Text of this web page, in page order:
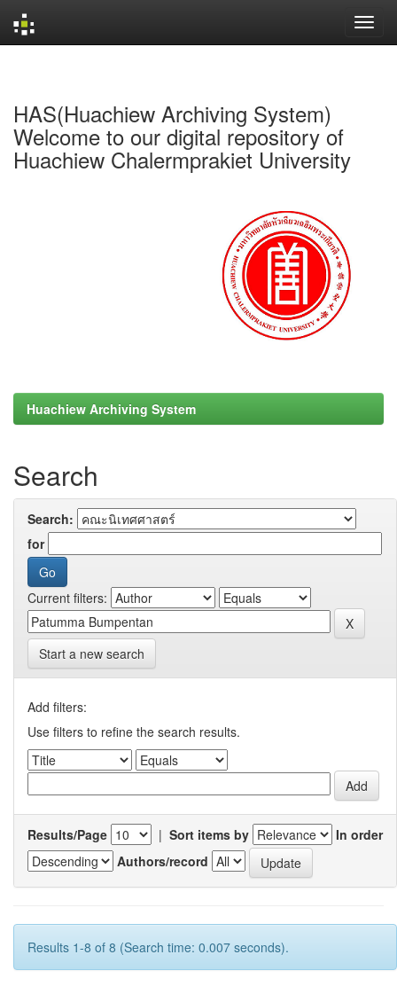
HAS(Huachiew Archiving System)
Welcome to our digital repository of
Huachiew Chalermprakiet University
Huachiew Archiving System
Search
Search:
for
Current filters:
Start a new search
Add filters:
Use filters to refine the search results.
Results/Page | Sort items by
In order
Authors/record
Results 1-8 of 8 (Search time: 0.007 seconds).